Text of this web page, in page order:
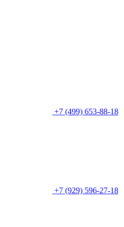
+7 (499) 653-88-18
+7 (929) 596-27-18